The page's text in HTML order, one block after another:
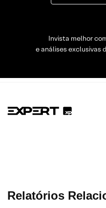
Invista melhor
e análises exclusivas
Relatórios